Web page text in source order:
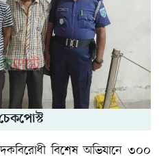
বিশেষ অভিযানে ৩০০